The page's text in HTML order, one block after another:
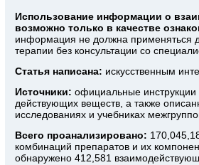
Использование информации о
возможно только в качестве
информация не должна применяться
терапии без консультации со
Статья написана: искусственным
Источники: официальные инструкции
действующих веществ, а также
исследованиях и учебниках
Всего проанализировано:
комбинаций препаратов и их
обнаружено 412,581